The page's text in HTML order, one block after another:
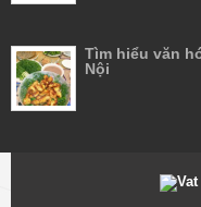
Tìm hiểu văn
Nội